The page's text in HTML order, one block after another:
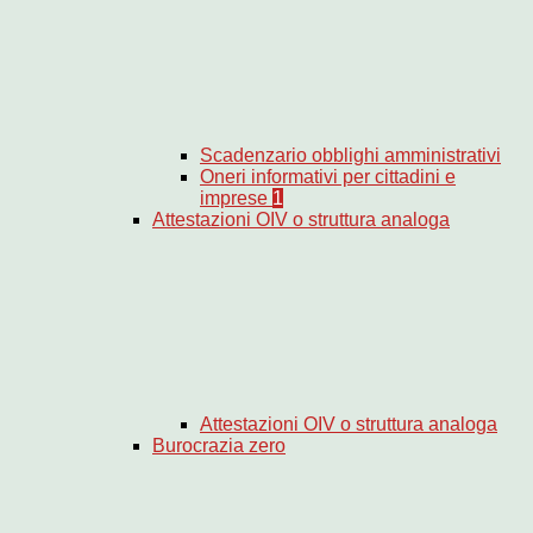
Scadenzario obblighi amministrativi
Oneri informativi per cittadini e
imprese 1
Attestazioni OIV o struttura analoga
Attestazioni OIV o struttura analoga
Burocrazia zero